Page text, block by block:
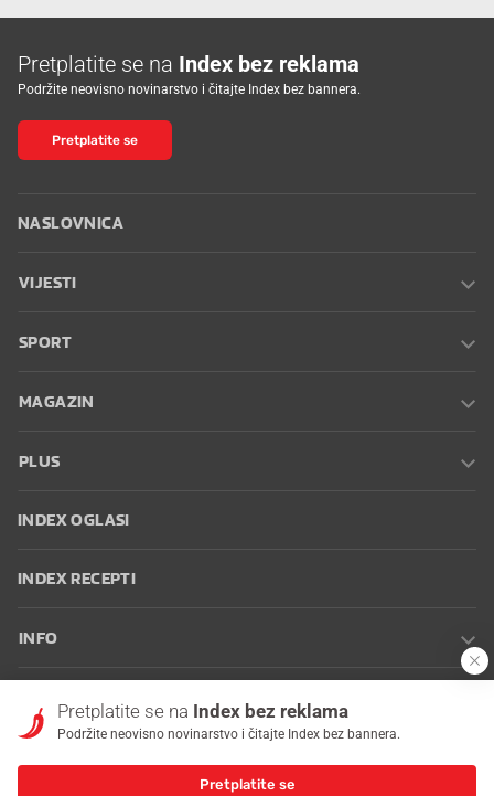
Pretplatite se na Index bez reklama
Podržite neovisno novinarstvo i čitajte Index bez bannera.
Pretplatite se
NASLOVNICA
VIJESTI
SPORT
MAGAZIN
PLUS
INDEX OGLASI
INDEX RECEPTI
INFO
korištenja
Postavke kolačića
Pretplatite se na Index bez reklama
Podržite neovisno novinarstvo i čitajte Index bez bannera.
Pretplatite se